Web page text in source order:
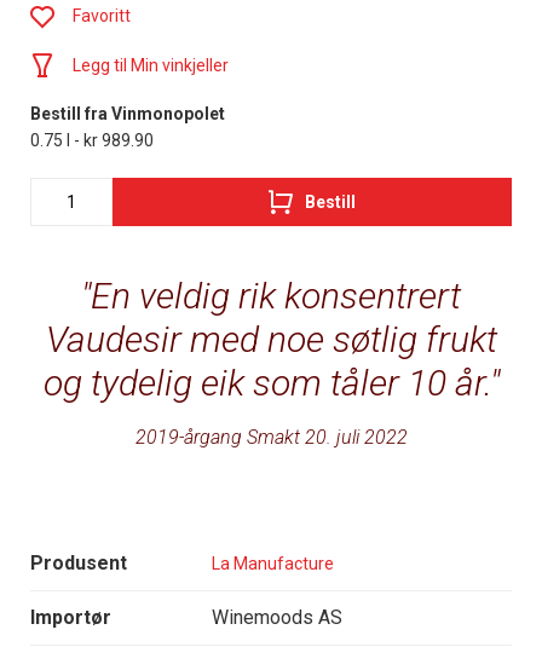
En veldig rik konsentrert
Vaudesir med noe søtlig frukt
og tydelig eik som tåler 10 år.
2019-årgang Smakt 20. juli 2022
Produsent La Manufacture
Importør Winemoods AS
Favoritt
Legg til Min vinkjeller
Bestill fra Vinmonopolet
0.75 l - kr 989.90
Bestill